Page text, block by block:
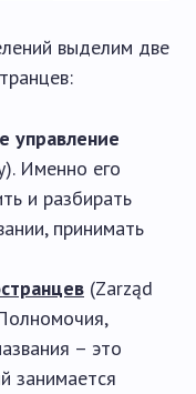
выделим две
управление
Именно его
и разбирать
принимать
(Zarząd
– это
занимается